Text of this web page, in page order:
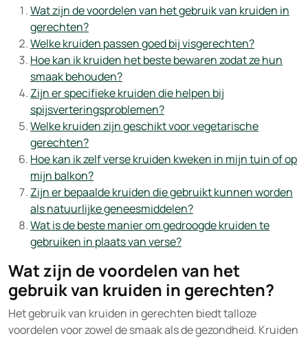
Wat zijn de voordelen van het gebruik van kruiden in
gerechten?
Welke kruiden passen goed bij visgerechten?
Hoe kan ik kruiden het beste bewaren zodat ze hun
smaak behouden?
Zijn er specifieke kruiden die helpen bij
spijsverteringsproblemen?
Welke kruiden zijn geschikt voor vegetarische
gerechten?
Hoe kan ik zelf verse kruiden kweken in mijn tuin of op
mijn balkon?
Zijn er bepaalde kruiden die gebruikt kunnen worden
als natuurlijke geneesmiddelen?
Wat is de beste manier om gedroogde kruiden te
gebruiken in plaats van verse?
Wat zijn de voordelen van het
gebruik van kruiden in gerechten?
Het gebruik van kruiden in gerechten biedt talloze
voordelen voor zowel de smaak als de gezondheid. Kruiden